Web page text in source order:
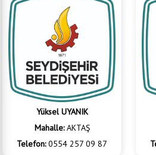
Yüksel UYANIK
Mahalle:AKTAŞ
Telefon:0554 257 09 87